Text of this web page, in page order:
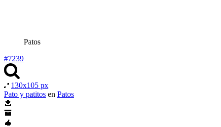
Patos
#7239
130x105 px
Pato y patitos en Patos